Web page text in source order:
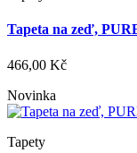
Tapeta na zeď,
466,00 Kč
Novinka
Tapety